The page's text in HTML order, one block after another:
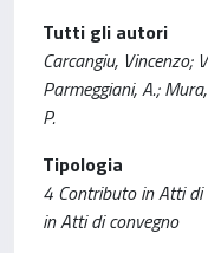
Tutti gli autori
Carcangiu, Vincenzo;
Parmeggiani, A.;
P.
Tipologia
4 Contributo in Atti di
in Atti di convegno